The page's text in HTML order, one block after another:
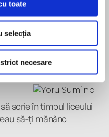
toate
selecția
necesare
de fiecare zi,
cât timp ne este
scrie în timpul liceului
să-ți mănânc